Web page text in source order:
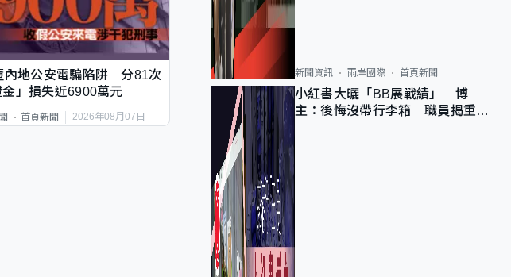
內地公安電騙陷阱 分81次
」損失近6900萬元
首頁新聞 2026年08月07日
新聞資訊 兩岸國際 首頁新聞
小紅書大曬「BB展戰績」 博
主：後悔沒帶行李箱 職員揭重複